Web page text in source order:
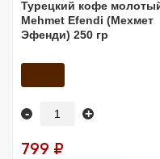
Турецкий кофе
Mehmet Efendi (Мехмет
Эфенди) 250 гр
- +
799 ₽